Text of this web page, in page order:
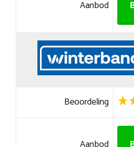
Aanbod
Beoordeling